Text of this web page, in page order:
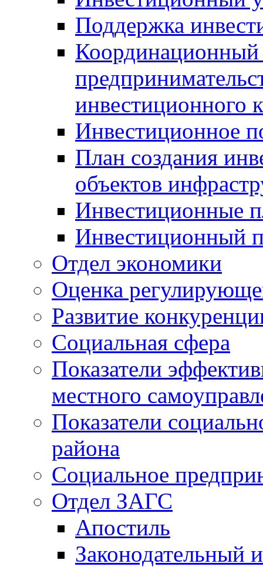
Поддержка
Координационный
инвестиционного
Инвестиционное
План создания
объектов
Инвестиционные
Инвестиционный
Отдел экономики
Оценка
Развитие
Социальная сфера
Показатели
местного
Показатели
района
Социальное
Отдел ЗАГС
Апостиль
Законодательный